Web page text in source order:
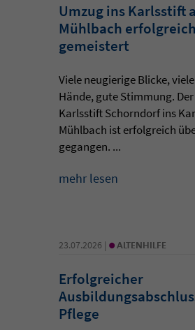
Umzug ins Karlsstift
Mühlbach erfolgreich
gemeistert
Viele neugierige Blicke,
Hände, gute Stimmung.
Karlsstift Schorndorf ins
Mühlbach ist erfolgreich
gegangen. ...
mehr lesen
23.07.2026 | • ALTENHILFE
Erfolgreicher
Pflege